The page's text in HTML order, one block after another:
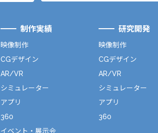
制作実績
映像制作
CGデザイン
AR/VR
シミュレーター
アプリ
360
イベント・展示会
研究開発
映像制作
CGデザイン
AR/VR
シミュレーター
アプリ
360